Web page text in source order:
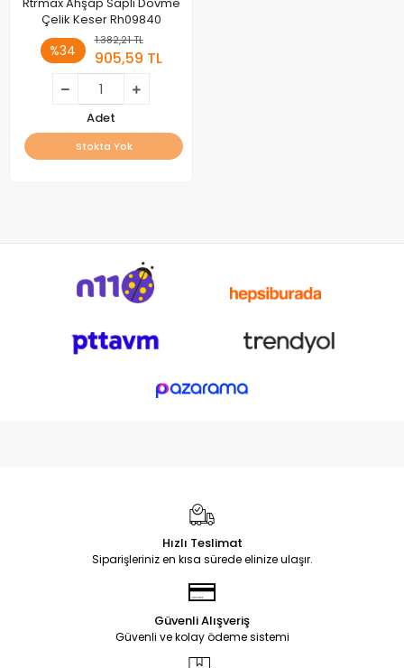
Çelik Keser Rh09840
%34
1.382,21 TL
905,59 TL
Adet
Stokta Yok
Hızlı Teslimat
Siparişleriniz en kısa sürede elinize ulaşır.
Güvenli Alışveriş
Güvenli ve kolay ödeme sistemi